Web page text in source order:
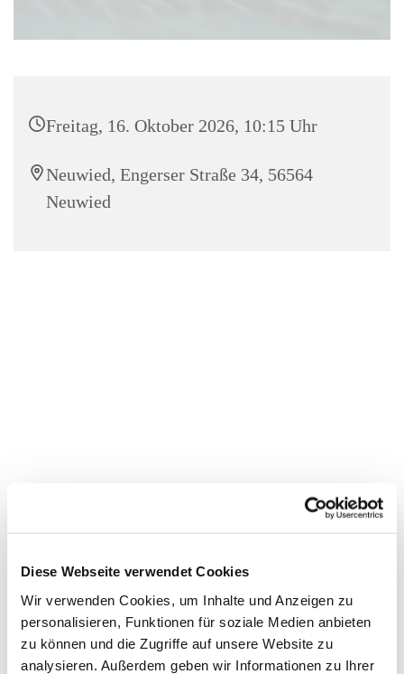
Diese Webseite verwendet Cookies
Wir verwenden Cookies, um Inhalte und Anzeigen zu
personalisieren, Funktionen für soziale Medien anbieten
zu können und die Zugriffe auf unsere Website zu
analysieren. Außerdem geben wir Informationen zu Ihrer
Freitag, 16. Oktober 2026, 10:15 Uhr
Neuwied, Engerser Straße 34, 56564
Neuwied
Dies könnte Sie auch interessieren